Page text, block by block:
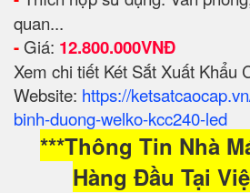
quan...
- Giá: 12.800.000VNĐ
Xem chi tiết Két Sắt Xuất Khẩu
Website: https://
binh-duong-welko-kcc240-led
***Thông Tin Nhà
Hàng Đầu Tại